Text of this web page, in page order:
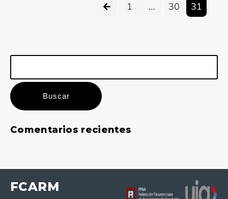
1 … 30 31
Buscar:
Comentarios recientes
FCARM